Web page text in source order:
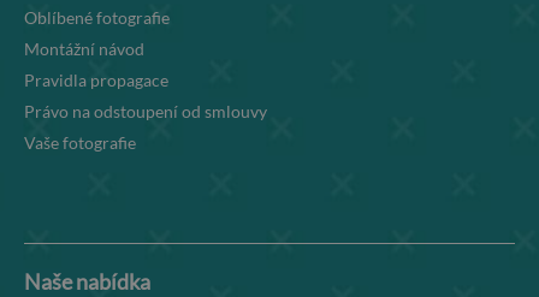
Oblíbené fotografie
Montážní návod
Pravidla propagace
Právo na odstoupení od smlouvy
Vaše fotografie
Naše nabídka